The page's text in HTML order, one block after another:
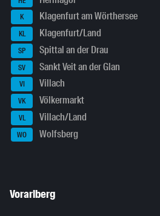
K Klagenfurt am Wörthersee
KL Klagenfurt/Land
SP Spittal an der Drau
SV Sankt Veit an der Glan
VI Villach
VK Völkermarkt
VL Villach/Land
WO Wolfsberg
Vorarlberg